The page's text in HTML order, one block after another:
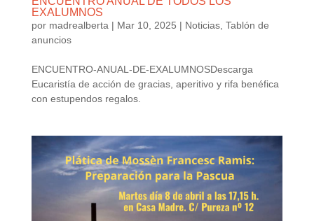
EXALUMNOS
por madrealberta | Mar 10, 2025 | Noticias, Tablón de
anuncios
ENCUENTRO-ANUAL-DE-EXALUMNOSDescarga
Eucaristía de acción de gracias, aperitivo y rifa benéfica
con estupendos regalos.